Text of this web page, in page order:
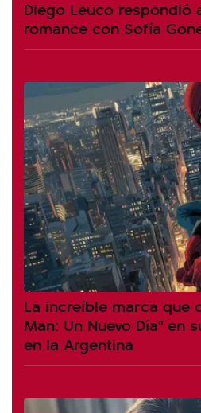
Diego Leuco respondió
romance con Sofía
La increíble marca que
Man: Un Nuevo Día" en
en la Argentina